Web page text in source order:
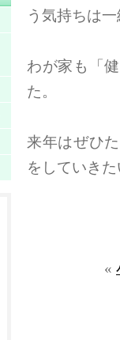
う気持ちは
わが家も「
た。
来年はぜひ
をしていき
«